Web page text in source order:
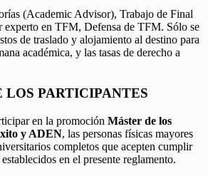
(Academic Advisor), Trabajo de Final
en TFM, Defensa de TFM. Sólo se
de traslado y alojamiento al destino para
académica, y las tasas de derecho a
LOS PARTICIPANTES
en la promoción Máster de los
y ADEN, las personas físicas mayores
completos que acepten cumplir
en el presente reglamento.